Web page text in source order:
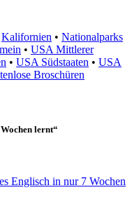
Kalifornien • Nationalparks
• USA Mittlerer
• USA Südstaaten • USA
Broschüren
lernt“